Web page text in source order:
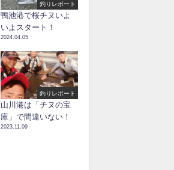
釣りレポート
鴨池港で桜チヌいよ
いよスタート！
2024.04.05
釣りレポート
山川港は「チヌの宝
庫」で間違いない！
2023.11.09